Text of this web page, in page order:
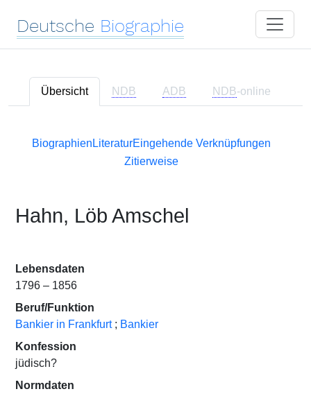
Deutsche Biographie
Übersicht NDB ADB NDB-online
Biographien LiteraturEingehende Verknüpfungen
Zitierweise
Hahn, Löb Amschel
Lebensdaten
1796 – 1856
Beruf/Funktion
Bankier in Frankfurt ; Bankier
Konfession
jüdisch?
Normdaten